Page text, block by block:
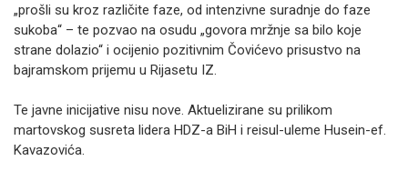
„prošli su kroz različite faze, od intenzivne suradnje do faze
sukoba“ – te pozvao na osudu „govora mržnje sa bilo koje
strane dolazio“ i ocijenio pozitivnim Čovićevo prisustvo na
bajramskom prijemu u Rijasetu IZ.
Te javne inicijative nisu nove. Aktuelizirane su prilikom
martovskog susreta lidera HDZ-a BiH i reisul-uleme Husein-ef.
Kavazovića.